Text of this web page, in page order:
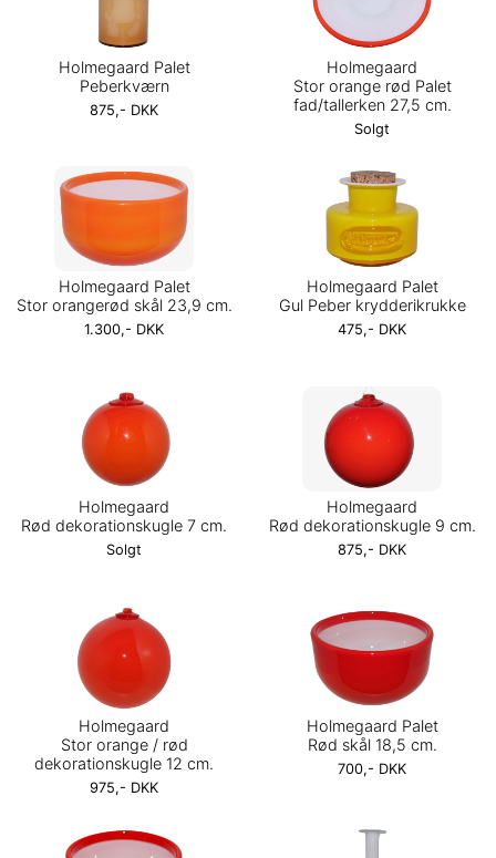
Holmegaard Palet
Peberkværn
875,- DKK
Holmegaard
Stor orange rød Palet
fad/tallerken 27,5 cm.
Solgt
Holmegaard Palet
Stor orangerød skål 23,9 cm.
1.300,- DKK
Holmegaard Palet
Gul Peber krydderikrukke
475,- DKK
Holmegaard
Rød dekorationskugle 7 cm.
Solgt
Holmegaard
Rød dekorationskugle 9 cm.
875,- DKK
Holmegaard
Stor orange / rød
dekorationskugle 12 cm.
975,- DKK
Holmegaard Palet
Rød skål 18,5 cm.
700,- DKK